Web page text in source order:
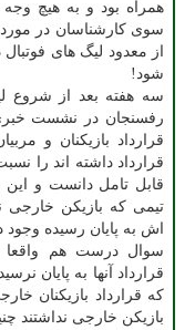
همراه بود و به هیچ
سوی کارشناسان در
از معدود لیگ های
شود!
سه هفته بعد از شروع
رفسنجان در نشست
قرارداد بازیکنان و
قرارداد داشته اند را
قابل تامل دانست و این
تیمی که بازیکن خارجی
اش به پایان رسیده وجود
سوال درست هم واقعا
قرارداد آنها به پایان
که قرارداد بازیکنان
بازیکن خارجی